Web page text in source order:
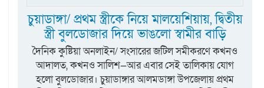
চুয়াডাঙ্গা/ প্রথম স্ত্রীকে নিয়ে মালয়েশিয়ায়, দ্বিতীয়
স্ত্রী বুলডোজার দিয়ে ভাঙলো স্বামীর বাড়ি
দৈনিক কুষ্টিয়া অনলাইন/ সংসারের জটিল সমীকরণে কখনও
আদালত, কখনও সালিশ—আর এবার সেই তালিকায় যোগ
হলো বুলডোজার। চুয়াডাঙ্গার আলমডাঙ্গা উপজেলায় প্রথম